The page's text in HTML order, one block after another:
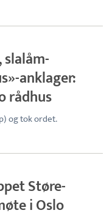
anklager:
rådhus
og tok ordet.
Støre-
i Oslo